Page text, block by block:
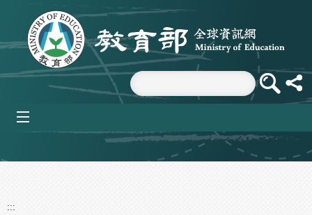
跳到主要內容區塊
:::